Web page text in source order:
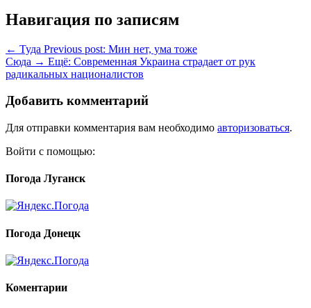
Навигация по записям
← Туда Previous post: Мин нет, ума тоже
Сюда → Ещё: Современная Украина страдает от рук
радикальных националистов
Добавить комментарий
Для отправки комментария вам необходимо авторизоваться.
Войти с помощью:
Погода Луганск
Погода Донецк
Коментарии